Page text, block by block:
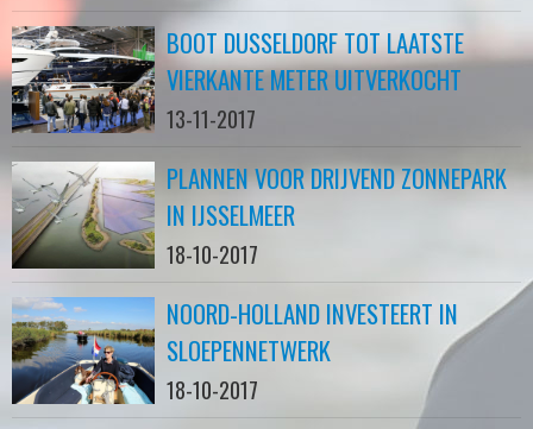
BOOT DUSSELDORF TOT LAATSTE
VIERKANTE METER UITVERKOCHT
13-11-2017
PLANNEN VOOR DRIJVEND ZONNEPARK
IN IJSSELMEER
18-10-2017
NOORD-HOLLAND INVESTEERT IN
SLOEPENNETWERK
18-10-2017